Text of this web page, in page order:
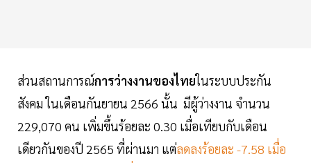
ส่วนสถานการณ์การว่างงานของไทยในระบบประกัน
สังคม ในเดือนกันยายน 2566 นั้น มีผู้ว่างงาน จำนวน
229,070 คน เพิ่มขึ้นร้อยละ 0.30 เมื่อเทียบกับเดือน
เดียวกันของปี 2565 ที่ผ่านมา แต่ลดลงร้อยละ -7.58 เมื่อ